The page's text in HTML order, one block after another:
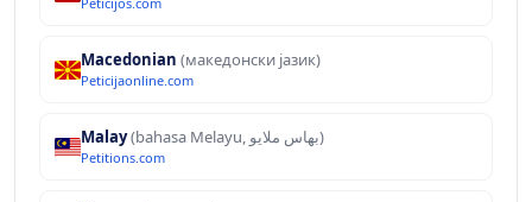
Macedonian (македонски јазик)
Peticijaonline.com
Malay (bahasa Melayu, بهاس ملايو‎)
Petitions.com